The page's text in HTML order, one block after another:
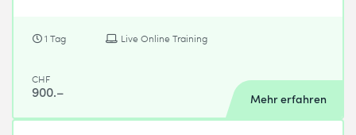
1 Tag Live Online Training
CHF
900.– Mehr erfahren